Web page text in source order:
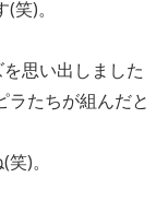
)。
思い出しました
ラたちが組んだと
)。